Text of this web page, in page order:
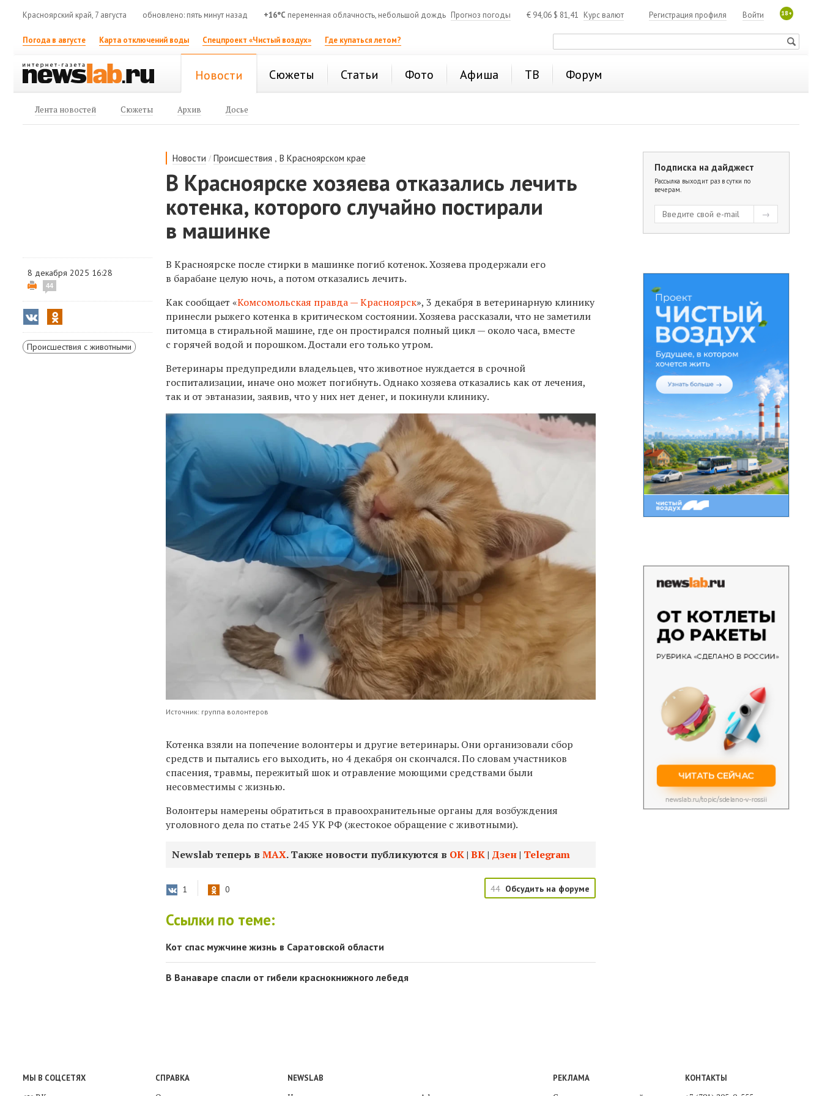
Красноярский край, 7 августа обновлено: пять минут назад +16°C переменная облачность, небольшой дождь Прогноз погоды € 94,06 $ 81,41 Курс валют 18+
Войти
Регистрация профиля
Погода в августе Карта отключений воды Спецпроект «Чистый воздух» Где купаться летом?
Новости Сюжеты Статьи Фото Афиша ТВ Форум
Лента новостей Сюжеты Архив Досье
Новости /Происшествия ,В Красноярском крае
В Красноярске хозяева отказались лечить
котенка, которого случайно постирали
в машинке
8 декабря 2025 16:28
44
Происшествия с животными
В Красноярске после стирки в машинке погиб котенок. Хозяева продержали его
в барабане целую ночь, а потом отказались лечить.
Как сообщает «Комсомольская правда — Красноярск»,3 декабря в ветеринарную клинику
принесли рыжего котенка в критическом состоянии. Хозяева рассказали, что не заметили
питомца в стиральной машине, где он простирался полный цикл — около часа, вместе
с горячей водой и порошком. Достали его только утром.
Ветеринары предупредили владельцев, что животное нуждается в срочной
госпитализации, иначе оно может погибнуть. Однако хозяева отказались как от лечения,
так и от эвтаназии, заявив, что у них нет денег, и покинули клинику.
Источник: группа волонтеров
Котенка взяли на попечение волонтеры и другие ветеринары. Они организовали сбор
средств и пытались его выходить, но 4 декабря он скончался. По словам участников
спасения, травмы, пережитый шок и отравление моющими средствами были
несовместимы с жизнью.
Волонтеры намерены обратиться в правоохранительные органы для возбуждения
уголовного дела по статье 245 УК РФ (жестокое обращение с животными).
Newslab теперь вМАХ. Также новости публикуются в ОК| ВК| Дзен| Telegram
1 0 44 Обсудить на форуме
Ссылки по теме:
Кот спас мужчине жизнь в Саратовской области
В Ванаваре спасли от гибели краснокнижного лебедя
Подписка на дайджест
Рассылка выходит раз в сутки по
вечерам.
МЫ В СОЦСЕТЯХ СПРАВКА NEWSLAB РЕКЛАМА КОНТАКТЫ